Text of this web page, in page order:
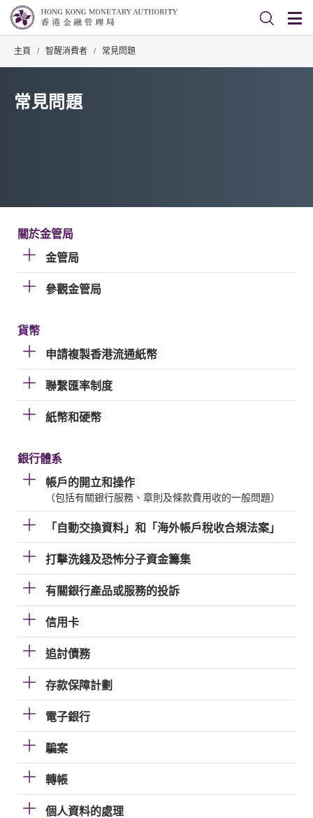
主頁 / 智醒消費者 / 常見問題
常見問題
關於金管局
金管局
參觀金管局
貨幣
申請複製香港流通紙幣
聯繫匯率制度
紙幣和硬幣
銀行體系
帳戶的開立和操作
（包括有關銀行服務、章則及條款費用收的一般問題）
「自動交換資料」和「海外帳戶稅收合規法案」
打擊洗錢及恐怖分子資金籌集
有關銀行產品或服務的投訴
信用卡
追討債務
存款保障計劃
電子銀行
騙案
轉帳
個人資料的處理